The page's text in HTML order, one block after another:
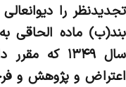
تجدیدنظر را
بند(ب) ماده الحاقی
سال ۱۳۴۹
اعتراض و پژوهش و